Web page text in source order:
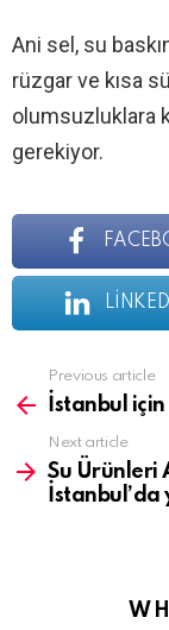
Ani sel, su
rüzgar ve kısa
olumsuzluklara
gerekiyor.
more
Previous article
İstanbul
Next article
Su Ürünleri
İstanbul’da